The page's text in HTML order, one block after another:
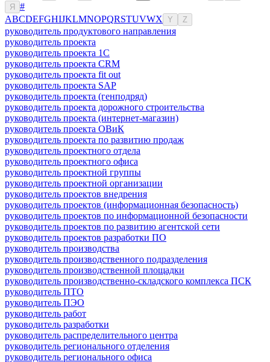
Я
#
ABCDEFGHIJKLMNOPQRSTUVWX Y Z
руководитель продуктового направления
руководитель проекта
руководитель проекта 1C
руководитель проекта CRM
руководитель проекта fit out
руководитель проекта SAP
руководитель проекта (генподряд)
руководитель проекта дорожного строительства
руководитель проекта (интернет-магазин)
руководитель проекта ОВиК
руководитель проекта по развитию продаж
руководитель проектного отдела
руководитель проектного офиса
руководитель проектной группы
руководитель проектной организации
руководитель проектов внедрения
руководитель проектов (информационная безопасность)
руководитель проектов по информационной безопасности
руководитель проектов по развитию агентской сети
руководитель проектов разработки ПО
руководитель производства
руководитель производственного подразделения
руководитель производственной площадки
руководитель производственно-складского комплекса ПСК
руководитель ПТО
руководитель ПЭО
руководитель работ
руководитель разработки
руководитель распределительного центра
руководитель регионального отделения
руководитель регионального офиса